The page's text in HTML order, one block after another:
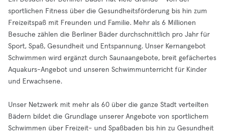
sportlichen Fitness über die Gesundheitsförderung bis hin zum
Freizeitspaß mit Freunden und Familie. Mehr als 6 Millionen
Besuche zählen die Berliner Bäder durchschnittlich pro Jahr für
Sport, Spaß, Gesundheit und Entspannung. Unser Kernangebot
Schwimmen wird ergänzt durch Saunaangebote, breit gefächertes
Aquakurs-Angebot und unseren Schwimmunterricht für Kinder
und Erwachsene.
Unser Netzwerk mit mehr als 60 über die ganze Stadt verteilten
Bädern bildet die Grundlage unserer Angebote von sportlichem
Schwimmen über Freizeit- und Spaßbaden bis hin zu Gesundheit